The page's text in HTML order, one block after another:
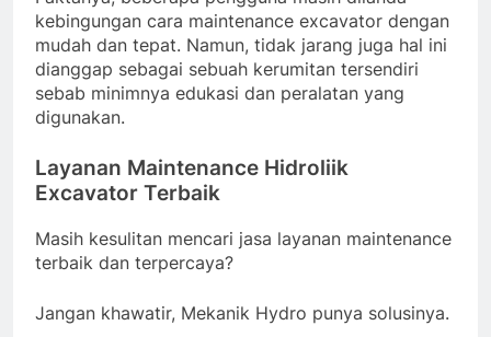
kebingungan cara maintenance excavator dengan
mudah dan tepat. Namun, tidak jarang juga hal ini
dianggap sebagai sebuah kerumitan tersendiri
sebab minimnya edukasi dan peralatan yang
digunakan.
Layanan Maintenance Hidroliik
Excavator Terbaik
Masih kesulitan mencari jasa layanan maintenance
terbaik dan terpercaya?
Jangan khawatir, Mekanik Hydro punya solusinya.